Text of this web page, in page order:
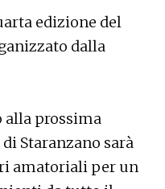
edizione del
dalla
alla prossima
Staranzano sarà
amatoriali per un